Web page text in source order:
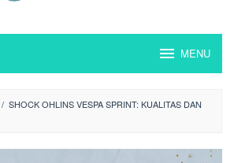
MENU
/ SHOCK OHLINS VESPA SPRINT: KUALITAS DAN